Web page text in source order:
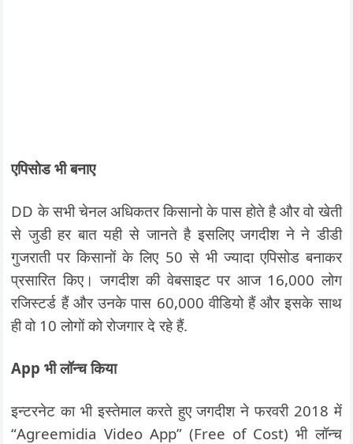
एपिसोड भी बनाए
DD के सभी चेनल अधिकतर किसानो के पास होते है और वो खेती
से जुडी हर बात यही से जानते है इसलिए जगदीश ने ने डीडी
गुजराती पर किसानों के लिए 50 से भी ज्यादा एपिसोड बनाकर
प्रसारित किए। जगदीश की वेबसाइट पर आज 16,000 लोग
रजिस्टर्ड हैं और उनके पास 60,000 वीडियो हैं और इसके साथ
ही वो 10 लोगों को रोजगार दे रहे हैं.
App भी लॉन्च किया
इन्टरनेट का भी इस्तेमाल करते हुए जगदीश ने फरवरी 2018 में
“Agreemidia Video App” (Free of Cost) भी लॉन्च